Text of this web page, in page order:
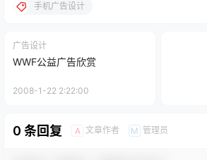
手机广告设计
广告设计
WWF公益广告欣赏
2008-1-22 2:22:00
0 条回复 A 文章作者 M 管理员